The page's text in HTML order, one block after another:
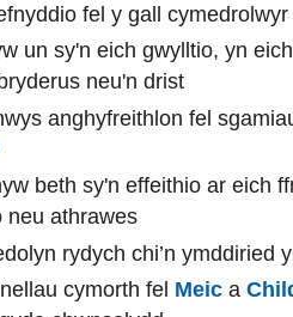
fel y gall
un sy'n eich gwylltio, yn
neu'n drist
anghyfreithlon fel
beth sy'n effeithio ar eich
neu athrawes
rydych chi’n ymddiried
cymorth fel Meic a